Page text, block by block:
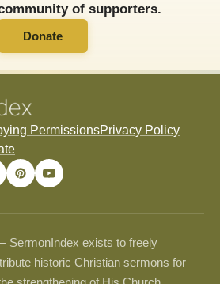
of supporters.
Donate
PermissionsPrivacy Policy
SermonIndex exists to freely
historic Christian sermons for